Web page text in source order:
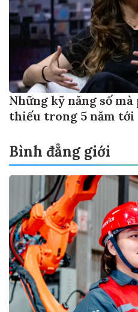
Những kỹ năng số
thiếu trong 5 năm tới
Bình đẳng giới